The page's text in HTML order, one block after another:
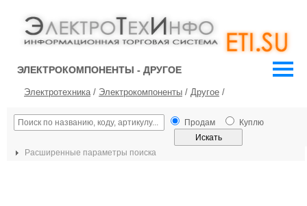
ЭЛЕКТРОКОМПОНЕНТЫ - ДРУГОЕ
Электротехника/ Электрокомпоненты / Другое /
Продам Куплю
Расширенные параметры поиска